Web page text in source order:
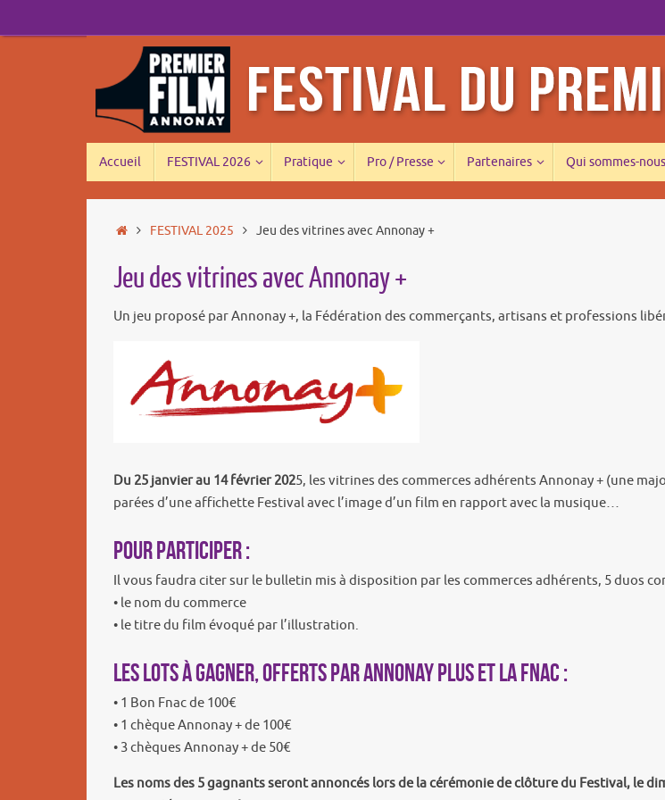
au
Accueil FESTIVAL 2026 Pratique Pro / Presse Partenaires Qui sommes-
Accueil
FESTIVAL 2025 Jeu des vitrines avec Annonay +
Jeu des vitrines avec Annonay +
Un jeu proposé par Annonay +, la Fédération des commerçants, artisans et professions
Du 25 janvier au 14 février 2025, les vitrines des commerces adhérents Annonay + (une
parées d’une affichette Festival avec l’image d’un film en rapport avec la musique…
Pour participer :
Il vous faudra citer sur le bulletin mis à disposition par les commerces adhérents, 5 duos
• le nom du commerce
• le titre du film évoqué par l’illustration.
Les lots à gagner, offerts par Annonay Plus et la Fnac :
• 1 Bon Fnac de 100€
• 1 chèque Annonay + de 100€
• 3 chèques Annonay + de 50€
Les noms des 5 gagnants seront annoncés lors de la cérémonie de clôture du Festival, le